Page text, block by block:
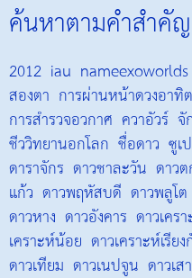
ค้นหาตามคำสำคัญ
2012 iau nameexoworlds
สองตา การผ่านหน้าดวงอาทิ
การสำรวจอวกาศ ควาอัวร์ จั
ชีววิทยานอกโลก ชื่อดาว ซูเ
ดาราจักร ดาวชาละวัน ดาว
แก้ว ดาวพฤหัสบดี ดาวพลูโต
ดาวหาง ดาวอังคาร ดาวเคร
เคราะห์น้อย ดาวเคราะห์เรีย
ดาวเทียม ดาวเนปจูน ดาวเส